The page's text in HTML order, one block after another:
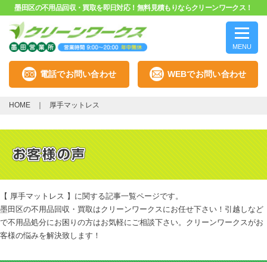
墨田区の不用品回収・買取を即日対応！無料見積もりならクリーンワークス！
MENU
電話でお問い合わせ WEBでお問い合わせ
HOME 厚手マットレス
【 厚手マットレス 】に関する記事一覧ページです。
墨田区の不用品回収・買取はクリーンワークスにお任せ下さい！引越しなど
で不用品処分にお困りの方はお気軽にご相談下さい。クリーンワークスがお
客様の悩みを解決致します！